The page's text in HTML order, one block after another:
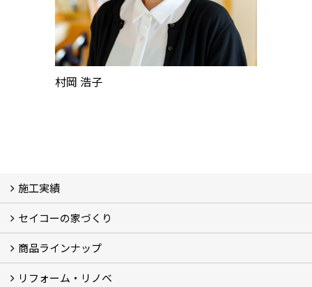
村岡 浩子
施工実績
フォトギャラリー
完工事例
お客様の声
セイコーの家づくり
家づくりコンセプト (2)
家づくりの特徴 (16)
□高性能住宅 (4)
□OMソーラーハウス (5)
□55歳からの家づくり
□わざわ座
□快適性 (4)
□光熱費 (3)
家づくりコラム
メンテナンス
商品ラインナップ
モデルハウス「Vita -ヴィータ-」
リノベーション モデルハウス「Crear -クレア-」
平屋の家
建築家とつくる家 (10)
リフォーム・リノベ